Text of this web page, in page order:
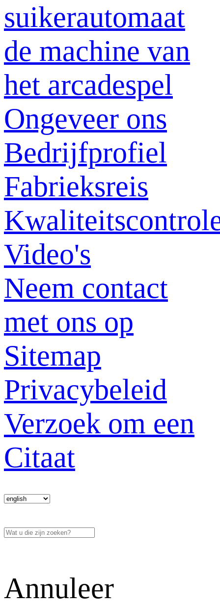
suikerautomaat
de machine van
het arcadespel
Ongeveer ons
Bedrijfprofiel
Fabrieksreis
Video's
Neem contact
met ons op
Sitemap
Privacybeleid
Verzoek om een
Citaat
Annuleer